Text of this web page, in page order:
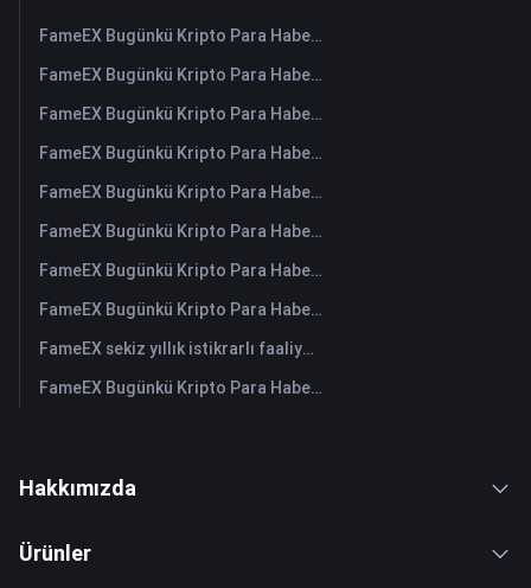
FameEX Bugünkü Kripto Para Haberleri Özeti | 7 Ağustos 2026
FameEX Bugünkü Kripto Para Haberleri Özeti | 6 Ağustos 2026
FameEX Bugünkü Kripto Para Haberleri Özeti | 5 Ağustos 2026
FameEX Bugünkü Kripto Para Haberleri Özeti | 4 Ağustos 2026
FameEX Bugünkü Kripto Para Haberleri Özeti | 3 Ağustos 2026
FameEX Bugünkü Kripto Para Haberleri Özeti | 31 Temmuz 2026
FameEX Bugünkü Kripto Para Haberleri Özeti | 30 Temmuz 2026
FameEX Bugünkü Kripto Para Haberleri Özeti | 29 Temmuz 2026
FameEX sekiz yıllık istikrarlı faaliyetleri ve küresel büyümesiyle kullanıcı güvenini güçlendiriyor
FameEX Bugünkü Kripto Para Haberleri Özeti | 28 Temmuz 2026
Hakkımızda
Ürünler